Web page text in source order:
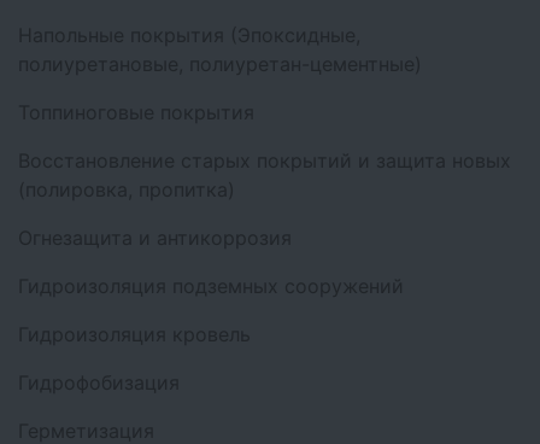
Напольные покрытия (Эпоксидные,
полиуретановые, полиуретан-цементные)
Топпиноговые покрытия
Восстановление старых покрытий и защита новых
(полировка, пропитка)
Огнезащита и антикоррозия
Гидроизоляция подземных сооружений
Гидроизоляция кровель
Гидрофобизация
Герметизация